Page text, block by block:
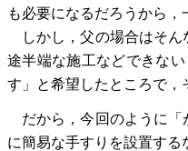
も必要になるだろうから，
しかし，父の場合はそん
途半端な施工などできな
す」と希望したところで，
だから，今回のように「
に簡易な手すりを設置す